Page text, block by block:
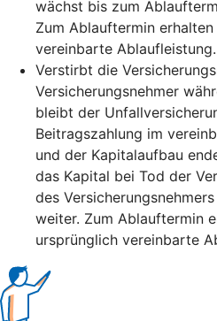
wächst bis zum
Zum Ablauftermin
vereinbarte Ablaufleistung.
Verstirbt die
Versicherungsnehmer
bleibt der
Beitragszahlung im
und der Kapitalaufbau
das Kapital bei Tod der
des
weiter. Zum Ablauftermin
ursprünglich vereinbarte